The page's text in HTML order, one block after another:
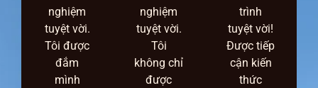
nghiệm
tuyệt vời.
Tôi được
đắm
mình
nghiệm
tuyệt vời.
Tôi
không chỉ
được
trình
tuyệt vời!
Được tiếp
cận kiến
thức